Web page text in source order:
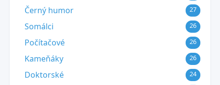
Černý humor 27
Somálci 26
Počítačové 26
Kameňáky 26
Doktorské 24